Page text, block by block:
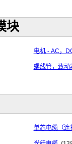
块
电机 - AC，
螺线管，致动
单芯电缆（连